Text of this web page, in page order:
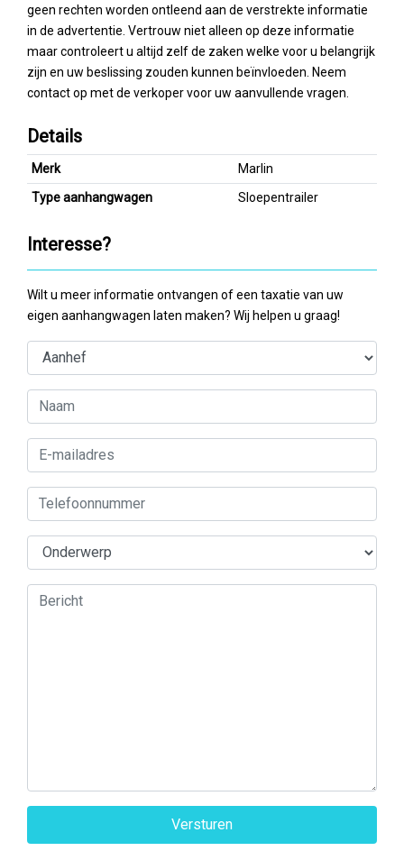
geen rechten worden ontleend aan de verstrekte informatie
in de advertentie. Vertrouw niet alleen op deze informatie
maar controleert u altijd zelf de zaken welke voor u belangrijk
zijn en uw beslissing zouden kunnen beïnvloeden. Neem
contact op met de verkoper voor uw aanvullende vragen.
Details
Merk
Marlin
Type aanhangwagen
Sloepentrailer
Interesse?
Wilt u meer informatie ontvangen of een taxatie van uw
eigen aanhangwagen laten maken? Wij helpen u graag!
Versturen